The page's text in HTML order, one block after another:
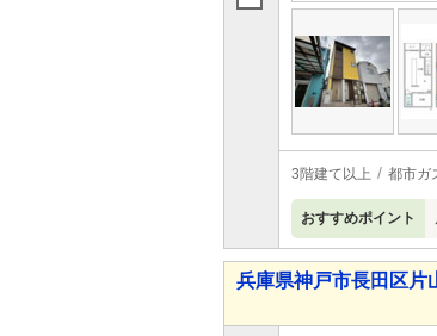
3階建て以上 都市ガ
おすすめポイント
兵庫県神戸市長田区片